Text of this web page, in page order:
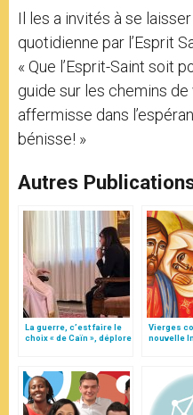
Il les a invités à se
quotidienne par l’Esprit
« Que l’Esprit-Saint soit
guide sur les chemins
affermisse dans
bénisse! »
Autres
La guerre, c’est faire le
choix « de Caïn », déplore
Vierges
nouvelle